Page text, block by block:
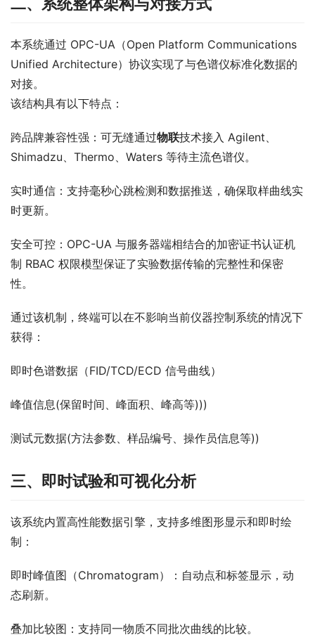
本系统通过 OPC-UA（Open Platform Communications
Unified Architecture）协议实现了与色谱仪标准化数据的
对接。
该结构具有以下特点：
跨品牌兼容性强：可无缝通过物联技术接入 Agilent、
Shimadzu、Thermo、Waters 等待主流色谱仪。
实时通信：支持毫秒心跳检测和数据推送，确保取样曲线实
时更新。
安全可控：OPC-UA 与服务器端相结合的加密证书认证机
制 RBAC 权限模型保证了实验数据传输的完整性和保密
性。
通过该机制，终端可以在不影响当前仪器控制系统的情况下
获得：
即时色谱数据（FID/TCD/ECD 信号曲线）
峰值信息(保留时间、峰面积、峰高等)))
测试元数据(方法参数、样品编号、操作员信息等))
三、即时试验和可视化分析
该系统内置高性能数据引擎，支持多维图形显示和即时绘
制：
即时峰值图（Chromatogram）：自动点和标签显示，动
态刷新。
叠加比较图：支持同一物质不同批次曲线的比较。